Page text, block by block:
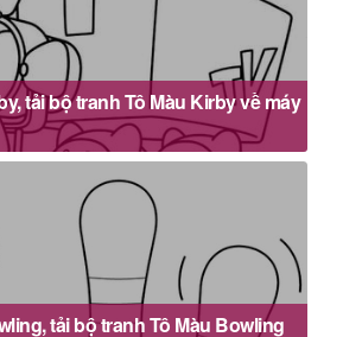
tải bộ tranh Tô Màu Kirby về máy
tải bộ tranh Tô Màu Bowling